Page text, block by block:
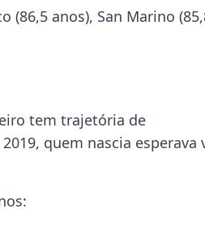
anos), San Marino
tem trajetória de
2019, quem nascia esperava